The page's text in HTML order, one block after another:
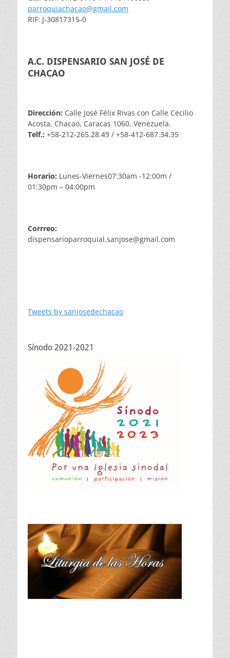
parroquiachacao@gmail.com
RIF: J-30817315-0
A.C. DISPENSARIO SAN JOSÉ DE
CHACAO
Dirección: Calle José Félix Rivas con Calle Cecilio
Acosta, Chacao, Caracas 1060, Venezuela.
Telf.: +58-212-265.28.49 / +58-412-687.34.35
Horario: Lunes-Viernes07:30am -12:00m /
01:30pm – 04:00pm
Corrreo:
dispensarioparroquial.sanjose@gmail.com
Tweets by sanjosedechacao
Sínodo 2021-2021